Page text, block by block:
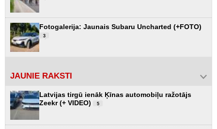
Fotogalerija: Jaunais Subaru Uncharted (+FOTO)
3
JAUNIE RAKSTI
Latvijas tirgū ienāk Ķīnas automobiļu ražotājs
Zeekr (+ VIDEO)
5